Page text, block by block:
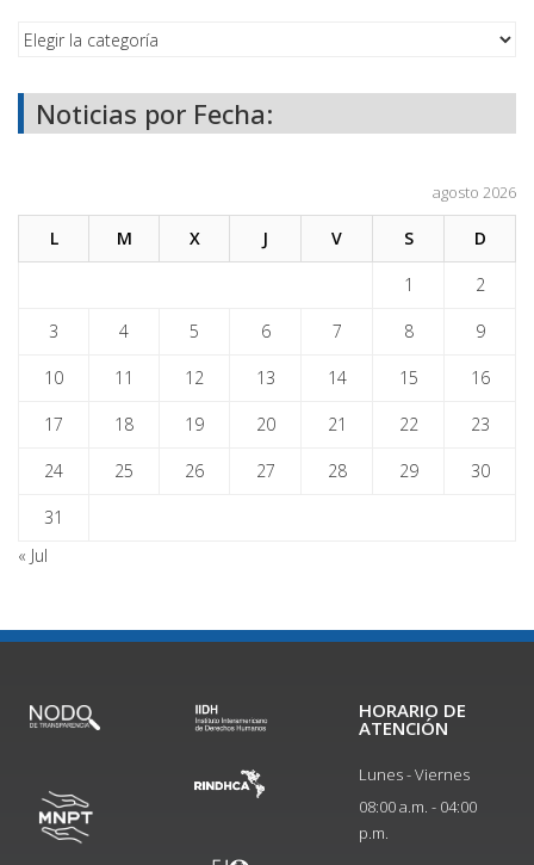
Noticias por Fecha:
agosto 2026
L M X J V S D
1 2
3 4 5 6 7 8 9
10 11 12 13 14 15 16
17 18 19 20 21 22 23
24 25 26 27 28 29 30
31
« Jul
HORARIO DE
ATENCIÓN
Lunes - Viernes
08:00 a.m. - 04:00
p.m.